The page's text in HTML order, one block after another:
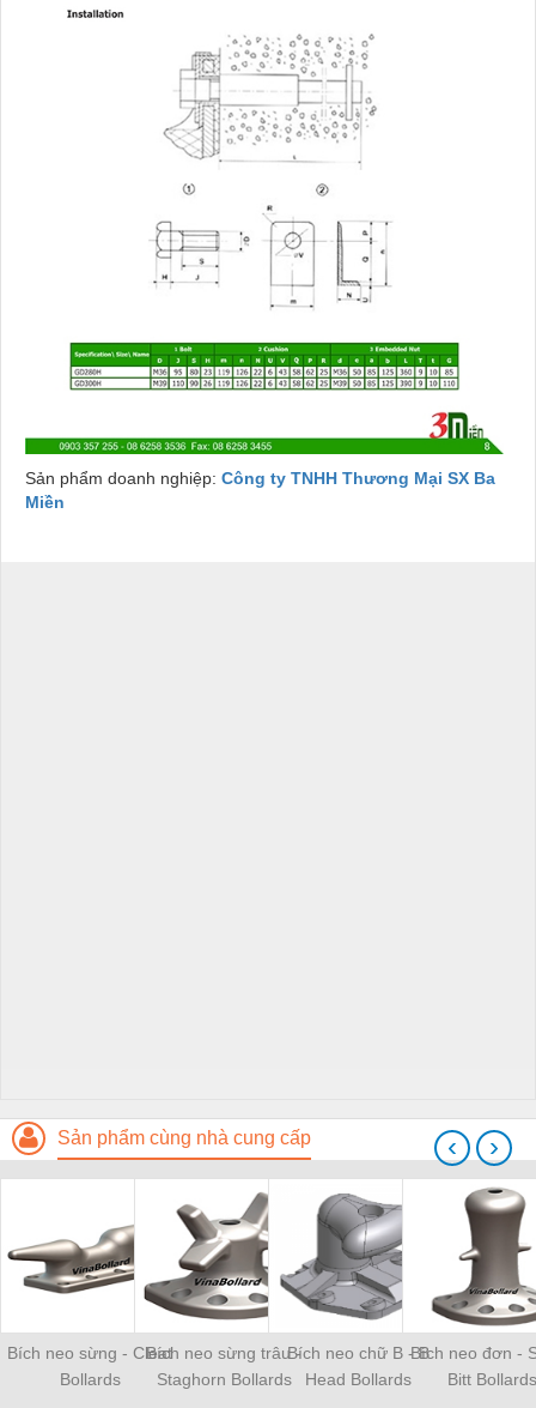
Sản phẩm doanh nghiệp: Công ty TNHH Thương Mại SX Ba
Miền
Sản phẩm cùng nhà cung cấp
Bích neo sừng - Cleat
Bollards
Bích neo sừng trâu -
Staghorn Bollards
Bích neo chữ B - B
Head Bollards
Bích neo đơn -
Bitt Bollards
‹ ›